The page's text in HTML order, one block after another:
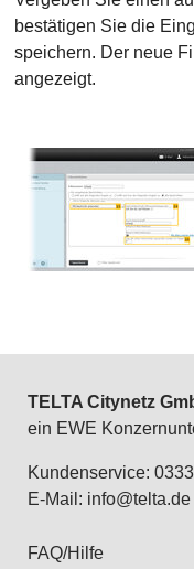
bestätigen Sie die
speichern. Der neue
angezeigt.
TELTA Citynetz
ein EWE
Kundenservice:
E-Mail: info@telta.de
FAQ/Hilfe